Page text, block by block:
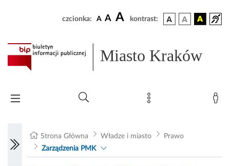
czcionka: A A A kontrast:
Miasto Kraków
Strona Główna Władze i miasto
Prawo
Zarządzenia PMK